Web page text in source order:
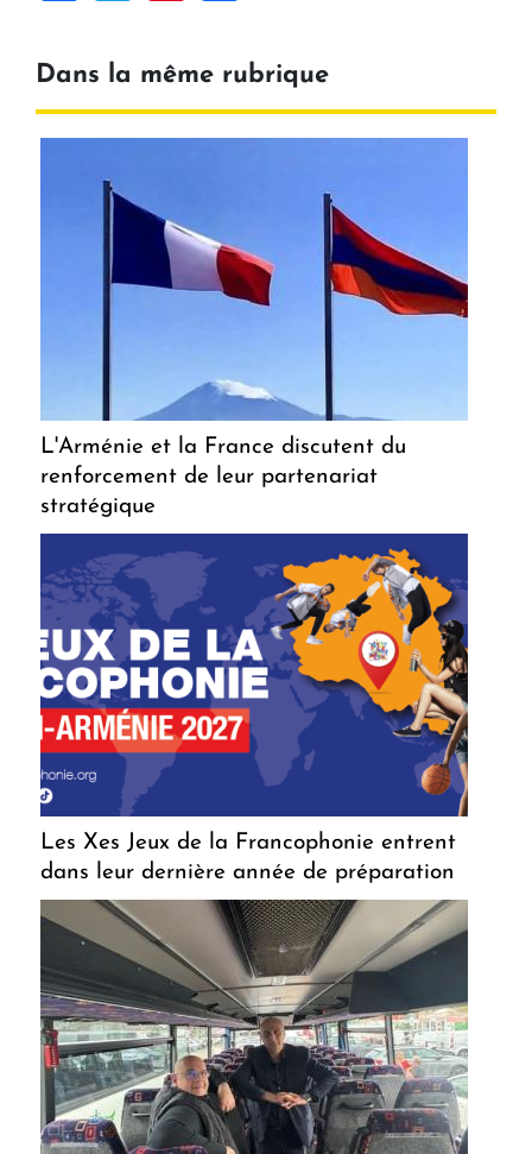
Dans la même rubrique
L'Arménie et la France discutent du
renforcement de leur partenariat
stratégique
Les Xes Jeux de la Francophonie entrent
dans leur dernière année de préparation